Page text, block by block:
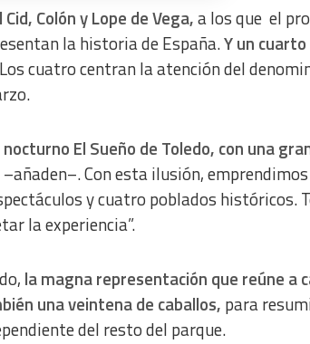
Colón y Lope de Vega,a los que el
la historia de España.Y un cuarto
Los cuatro centran la atención del
El Sueño de Toledo, con una
Con esta ilusión,
y cuatro poblados históricos.
la experiencia”.
la magna representación que reúne a
una veintena de caballos, para
del resto del parque.